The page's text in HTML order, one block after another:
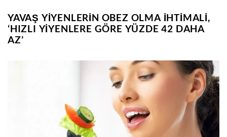
YAVAŞ YIYENLERIN OBEZ OLMA IHTIMALI,
‘HIZLI YIYENLERE GÖRE YÜZDE 42 DAHA
AZ’